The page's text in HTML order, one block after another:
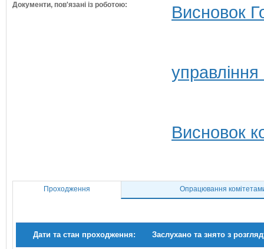
Документи, пов'язані із роботою: Висновок
Висновок
Проходження Опрацювання
Дати та стан проходження: Заслухано та знято з